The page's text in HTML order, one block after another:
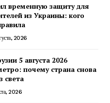
временную защиту для
из Украины: кого
2026
5 августа 2026
почему страна снова
света
2026